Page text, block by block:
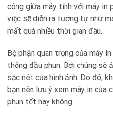
công giữa máy tính với máy in
việc sẽ diễn ra tương tự như
mất quá nhiều thời gian đâu.
Bộ phận quan trọng của máy
thống đầu phun. Bởi chúng sẽ
sắc nét của hình ảnh. Do đó,
bạn nên lưu ý xem máy in của
phun tốt hay không.